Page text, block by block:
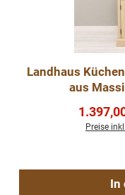
Landhaus
aus
Preise
In